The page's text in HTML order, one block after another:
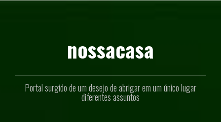
nossacasa
Portal surgido de um desejo de abrigar em um único lugar
diferentes assuntos